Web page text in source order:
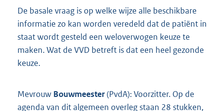
De basale vraag is op welke wijze alle beschikbare
informatie zo kan worden veredeld dat de patiënt in
staat wordt gesteld een weloverwogen keuze te
maken. Wat de VVD betreft is dat een heel gezonde
keuze.
Mevrouw Bouwmeester(PvdA): Voorzitter. Op de
agenda van dit algemeen overleg staan 28 stukken,